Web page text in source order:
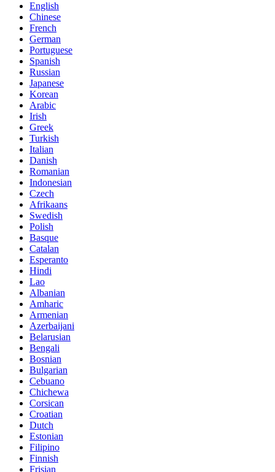
English
Chinese
French
German
Portuguese
Spanish
Russian
Japanese
Korean
Arabic
Irish
Greek
Turkish
Italian
Danish
Romanian
Indonesian
Czech
Afrikaans
Swedish
Polish
Basque
Catalan
Esperanto
Hindi
Lao
Albanian
Amharic
Armenian
Azerbaijani
Belarusian
Bengali
Bosnian
Bulgarian
Cebuano
Chichewa
Corsican
Croatian
Dutch
Estonian
Filipino
Finnish
Frisian